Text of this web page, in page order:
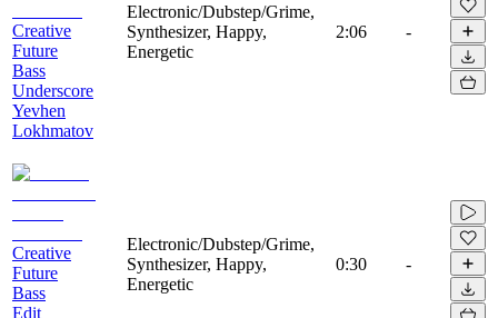
Creative
Future
Bass
Underscore
Yevhen
Lokhmatov
Electronic/Dubstep/Grime,
Synthesizer, Happy,
Energetic
2:06 -
Creative
Future
Bass
Edit
Electronic/Dubstep/Grime,
Synthesizer, Happy,
Energetic
0:30 -